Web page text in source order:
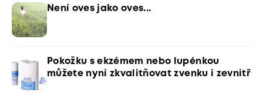
Není oves jako oves...
Pokožku s ekzémem nebo lupénkou
můžete nyní zkvalitňovat zvenku i zevnitř